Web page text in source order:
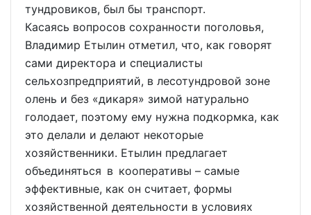
тундровиков, был бы транспорт.
Касаясь вопросов сохранности поголовья,
Владимир Етылин отметил, что, как говорят
сами директора и специалисты
сельхозпредприятий, в лесотундровой зоне
олень и без «дикаря» зимой натурально
голодает, поэтому ему нужна подкормка, как
это делали и делают некоторые
хозяйственники. Етылин предлагает
объединяться в кооперативы – самые
эффективные, как он считает, формы
хозяйственной деятельности в условиях